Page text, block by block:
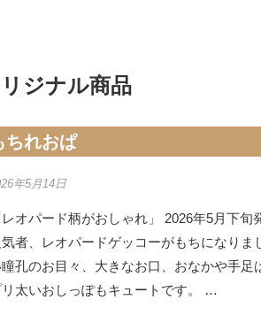
ジナル商品
ちれおぱ
年5月14日
オパード柄がおしゃれ」 2026年5月下旬
者、レオパードゲッコーがもちになりま
孔のお目々、大きなお口、おなかや手足
太いおしっぽもキュートです。 …